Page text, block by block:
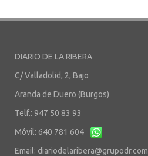
DIARIO DE LA RIBERA
C/ Valladolid, 2, Bajo
Aranda de Duero (Burgos)
Telf.: 947 50 83 93
Móvil: 640 781 604
Email: diariodelaribera@grupodr.com